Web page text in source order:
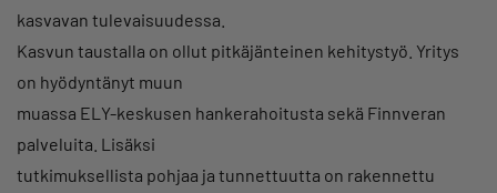
kasvavan tulevaisuudessa.
Kasvun taustalla on ollut pitkäjänteinen kehitystyö. Yritys
on hyödyntänyt muun
muassa ELY-keskusen hankerahoitusta sekä Finnveran
palveluita. Lisäksi
tutkimuksellista pohjaa ja tunnettuutta on rakennettu